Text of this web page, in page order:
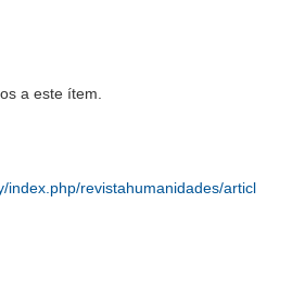
a este ítem.
index.php/revistahumanidades/articl